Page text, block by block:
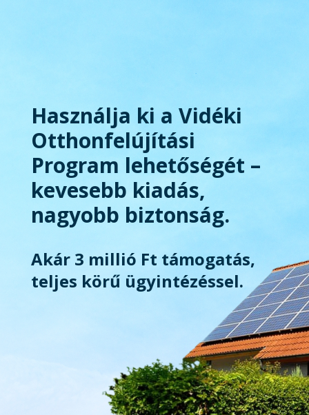
Használja ki a Vidéki
Otthonfelújítási
Program lehetőségét –
kevesebb kiadás,
nagyobb biztonság.
Akár 3 millió Ft támogatás,
teljes körű ügyintézéssel.